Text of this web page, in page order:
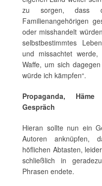
zu sorgen, dass
Familienangehörigen
oder misshandelt
selbstbestimmtes
und missachtet
Waffe, um sich
würde ich kämpfen“.
Propaganda,
Gespräch
Hieran sollte nun ein
Autoren anknüpfen,
höflichen Abtasten,
schließlich in
Phrasen endete.